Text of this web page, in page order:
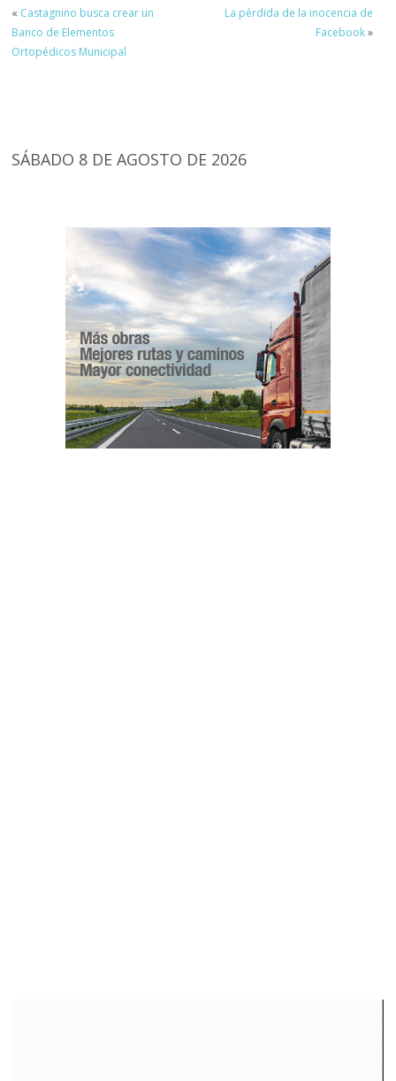
« Castagnino busca crear un
Banco de Elementos
Ortopédicos Municipal
La pérdida de la inocencia de
Facebook»
SÁBADO 8 DE AGOSTO DE 2026